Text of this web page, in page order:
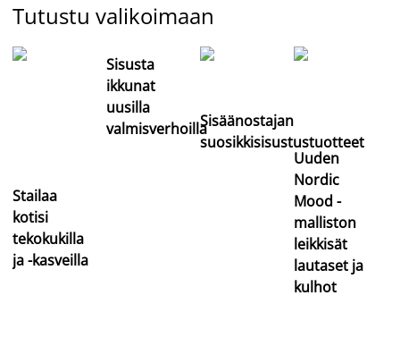
Tutustu valikoimaan
Stailaa
kotisi
tekokukilla
ja -kasveilla
Sisusta
ikkunat
uusilla
valmisverhoillaSisäänostajan
suosikkisisustustuotteet
Uuden
Nordic
Mood -
malliston
leikkisät
lautaset ja
kulhot